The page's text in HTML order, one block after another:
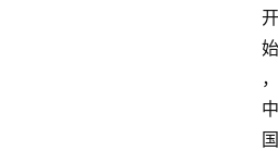
开
始
，
中
国